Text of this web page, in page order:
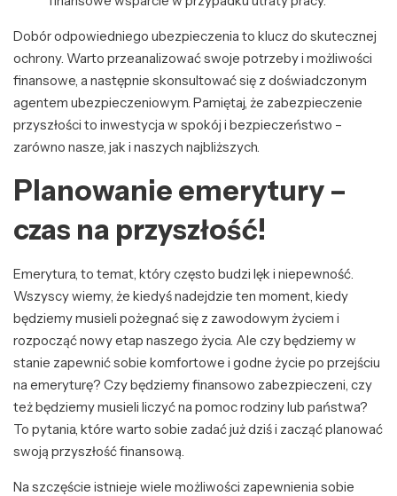
Dobór odpowiedniego ubezpieczenia to klucz do skutecznej
ochrony. Warto przeanalizować swoje potrzeby i możliwości
finansowe, a następnie skonsultować się z doświadczonym
agentem ubezpieczeniowym. Pamiętaj, że zabezpieczenie
przyszłości to inwestycja w spokój i bezpieczeństwo –
zarówno nasze, jak i naszych najbliższych.
Planowanie emerytury –
czas na przyszłość!
Emerytura, to temat, który często budzi lęk i niepewność.
Wszyscy wiemy, że kiedyś nadejdzie ten moment, kiedy
będziemy musieli pożegnać się z zawodowym życiem i
rozpocząć nowy etap naszego życia. Ale czy będziemy w
stanie zapewnić sobie komfortowe i godne życie po przejściu
na emeryturę? Czy będziemy finansowo zabezpieczeni, czy
też będziemy musieli liczyć na pomoc rodziny lub państwa?
To pytania, które warto sobie zadać już dziś i zacząć planować
swoją przyszłość finansową.
Na szczęście istnieje wiele możliwości zapewnienia sobie